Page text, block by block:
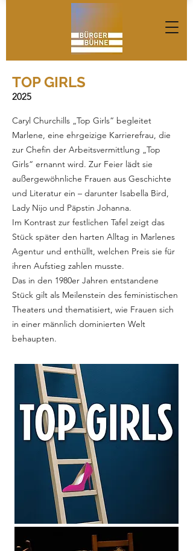
TOP GIRLS
2025
Caryl Churchills „Top Girls“ begleitet
Marlene, eine ehrgeizige Karrierefrau, die
zur Chefin der Arbeitsvermittlung „Top
Girls“ ernannt wird. Zur Feier lädt sie
außergewöhnliche Frauen aus Geschichte
und Literatur ein – darunter Isabella Bird,
Lady Nijo und Päpstin Johanna.
Im Kontrast zur festlichen Tafel zeigt das
Stück später den harten Alltag in Marlenes
Agentur und enthüllt, welchen Preis sie für
ihren Aufstieg zahlen musste.
Das in den 1980er Jahren entstandene
Stück gilt als Meilenstein des feministischen
Theaters und thematisiert, wie Frauen sich
in einer männlich dominierten Welt
behaupten.